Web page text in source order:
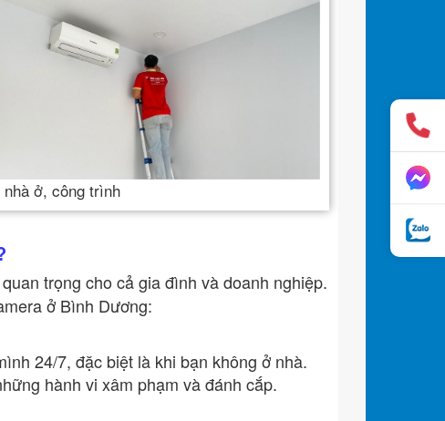
ở, công trình
trọng cho cả gia đình và doanh nghiệp.
ở Bình Dương:
24/7, đặc biệt là khi bạn không ở nhà.
hành vi xâm phạm và đánh cắp.